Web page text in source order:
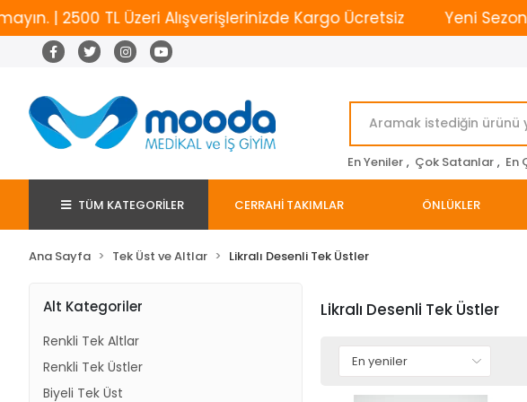
TL Üzeri Alışverişlerinizde Kargo Ücretsiz Yeni Sezon
En Yeniler , Çok Satanlar , En
TÜM KATEGORİLER CERRAHİ TAKIMLAR ÖNLÜKLER
Ana Sayfa Tek Üst ve Altlar Likralı Desenli Tek Üstler
Alt Kategoriler
Renkli Tek Altlar
Renkli Tek Üstler
Biyeli Tek Üst
Likralı Desenli Tek Üstler